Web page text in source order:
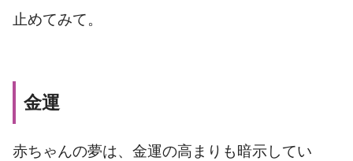
止めてみて。
金運
赤ちゃんの夢は、金運の高まりも暗示してい